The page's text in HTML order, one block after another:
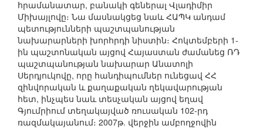
հրամանատար, բանակի գեներալ Վլադիմիր
Միխայլովը։ Նա մասնակցեց նաև ՀԱՊԿ անդամ
պետությունների պաշտպանության
նախարարների խորհրդի նիստին։ Հոկտեմբերի 1-
ին պաշտոնական այցով Հայաստան ժամանեց ՌԴ
պաշտպանության նախարար Անատոլի
Սերդյուկովը, որը հանդիպումներ ունեցավ ՀՀ
զինվորական և քաղաքական ղեկավարության
հետ, ինչպես նաև տեսչական այցով եղավ
Գյումրիում տեղակայված ռուսական 102-րդ
ռազմակայանում։ 2007թ. վերջին ամբողջովին